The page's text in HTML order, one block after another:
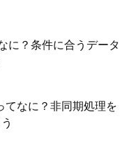
に？条件に合うデータ
てなに？非同期処理を